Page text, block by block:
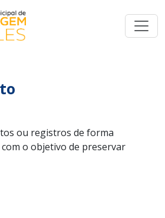
ou registros de forma
o objetivo de preservar